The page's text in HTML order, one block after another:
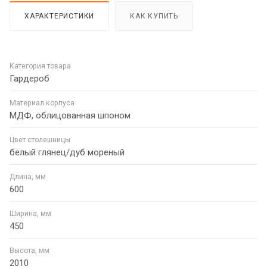
ХАРАКТЕРИСТИКИ КАК КУПИТЬ
Категория товара
Гардероб
Материал корпуса
МДФ, облицованная шпоном
Цвет столешницы
белый глянец/дуб мореный
Длина, мм
600
Ширина, мм
450
Высота, мм
2010